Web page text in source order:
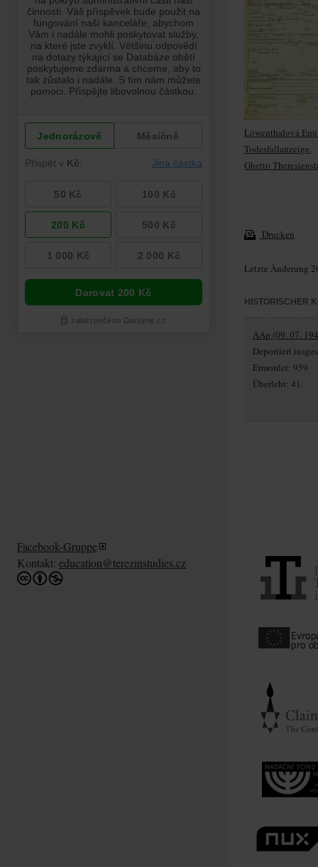
Löwenthalová
Todesfallanzeige,
Ghetto
Drucken
Letzte Änderung
HISTORISCHER
AAp (09. 07.
Deportiert
Ermordet: 959
Überlebt: 41
Facebook-Gruppe
Kontakt: education@terezinstudies.cz